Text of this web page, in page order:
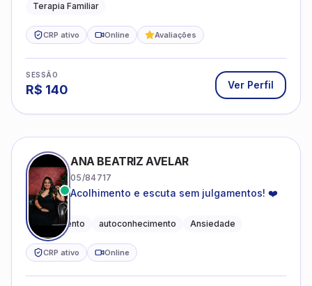
Terapia Familiar
CRP ativo Online Avaliações
SESSÃO
R$ 140 Ver Perfil
ANA BEATRIZ AVELAR
05/84717
Acolhimento e escuta sem julgamentos! ❤️
Acolhimento autoconhecimento Ansiedade
CRP ativo Online